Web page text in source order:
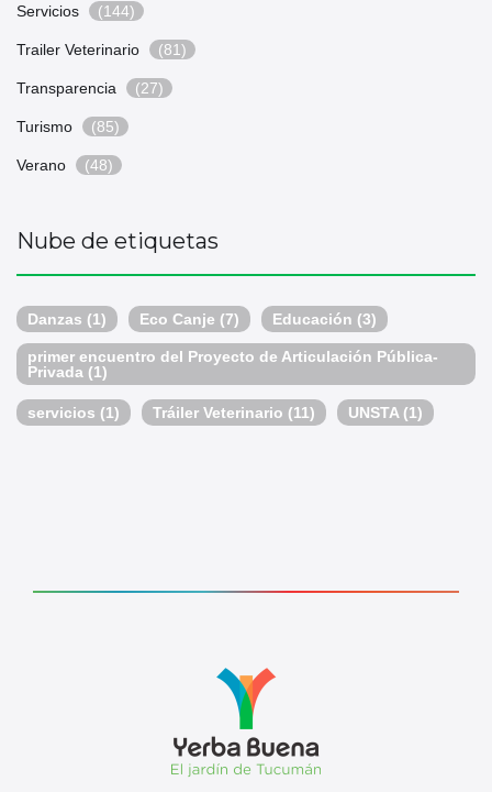
Servicios (144)
Trailer Veterinario (81)
Transparencia (27)
Turismo (85)
Verano (48)
Nube de etiquetas
Danzas (1) Eco Canje (7) Educación (3)
primer encuentro del Proyecto de Articulación Pública-
Privada (1)
servicios (1) Tráiler Veterinario (11) UNSTA (1)